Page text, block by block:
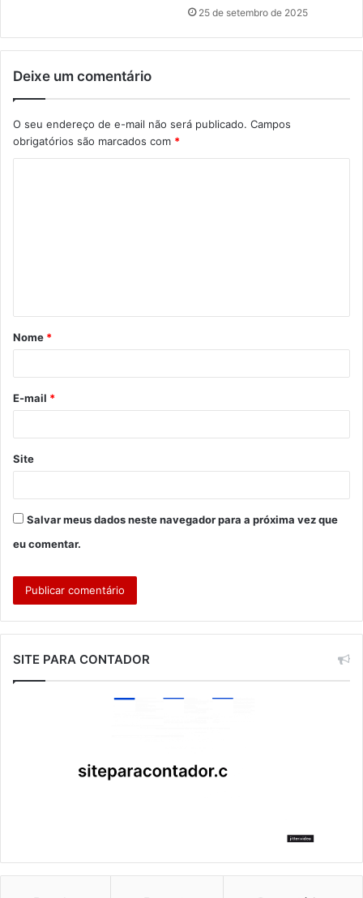
25 de setembro de 2025
Deixe um comentário
O seu endereço de e-mail não será publicado. Campos
obrigatórios são marcados com *
á
r
*
Nome *
E-mail *
Site
Salvar meus dados neste navegador para a próxima vez que
eu comentar.
SITE PARA CONTADOR